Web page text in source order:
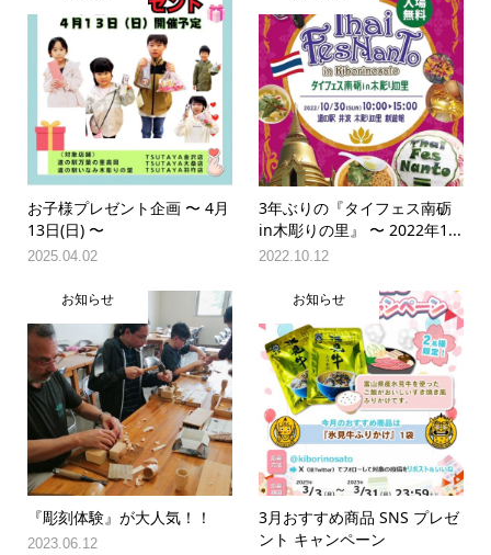
お子様プレゼント企画 〜 4月
13日(日) 〜
2025.04.02
3年ぶりの『タイフェス南砺
in木彫りの里』 〜 2022年1...
2022.10.12
お知らせ
『彫刻体験』が大人気！！
2023.06.12
お知らせ
3月おすすめ商品 SNS プレゼ
ント キャンペーン